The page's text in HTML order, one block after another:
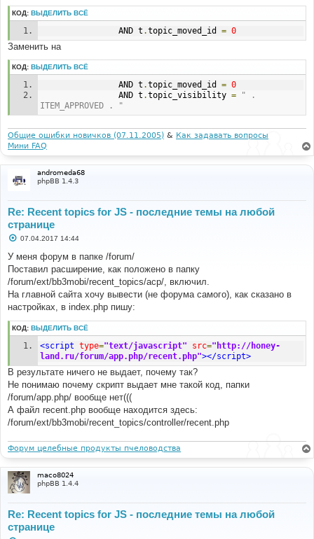
КОД: ВЫДЕЛИТЬ ВСЁ
				AND t
.topic_moved_id = 0
Заменить на
КОД: ВЫДЕЛИТЬ ВСЁ
				AND t
.topic_moved_id = 0
				AND t
.topic_visibility =
" .
ITEM_APPROVED . "
Общие ошибки новичков (07.11.2005) & Как задавать вопросы
Мини FAQ
andromeda68
phpBB 1.4.3
Re: Recent topics for JS - последние темы на любой
странице
С
о
щ
е
и
е
07.04.2017 14:44
У меня форум в папке /forum/
Поставил расширение, как положенo в папку
/forum/ext/bb3mobi/recent_topics/acp/, включил.
На главной сайта хочу вывести (не форума самого), как сказано в
настройках, в index.php пишу:
КОД: ВЫДЕЛИТЬ ВСЁ
<script type="text/javascript" src="http://honey-
land.ru/forum/app.php/recent.php"></script>
В результате ничего не выдает, почему так?
Не понимаю почему скрипт выдает мне такой код, папки
/forum/app.php/ вообще нет(((
А файл recent.php вообще находится здесь:
/forum/ext/bb3mobi/recent_topics/controller/recent.php
Форум целебные продукты пчеловодства
maco8024
phpBB 1.4.4
Re: Recent topics for JS - последние темы на любой
странице